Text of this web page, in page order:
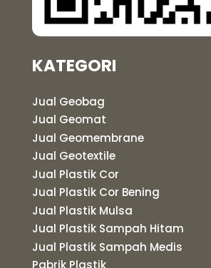
KATEGORI
Jual Geobag
Jual Geomat
Jual Geomembrane
Jual Geotextile
Jual Plastik Cor
Jual Plastik Cor Bening
Jual Plastik Mulsa
Jual Plastik Sampah Hitam
Jual Plastik Sampah Medis